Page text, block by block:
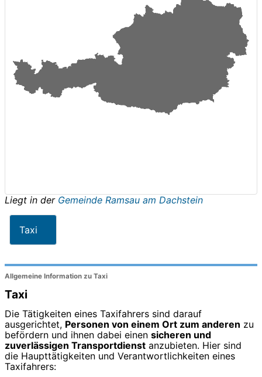
Liegt in der Gemeinde Ramsau am Dachstein
Taxi
Allgemeine Information zu Taxi
Taxi
Die Tätigkeiten eines Taxifahrers sind darauf
ausgerichtet, Personen von einem Ort zum anderen zu
befördern und ihnen dabei einen sicheren und
zuverlässigen Transportdienst anzubieten. Hier sind
die Haupttätigkeiten und Verantwortlichkeiten eines
Taxifahrers: